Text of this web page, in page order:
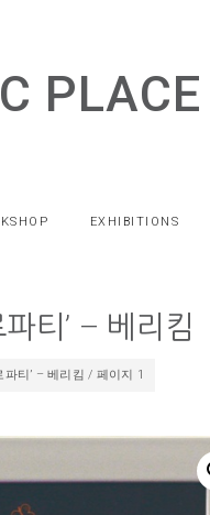
PLACE
EXHIBITIONS
티’ – 베리킴
파티’ – 베리킴 / 페이지 1